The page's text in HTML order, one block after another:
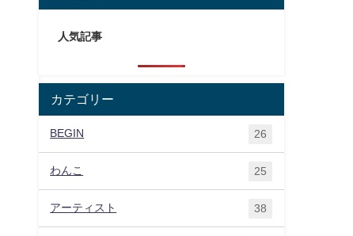
人気記事
カテゴリー
BEGIN 26
わんこ 25
アーティスト 38